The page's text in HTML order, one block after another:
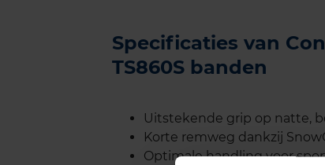
Specificaties van
TS860S banden
Uitstekende grip op natte,
Korte remweg dankzij
Optimale handling voor